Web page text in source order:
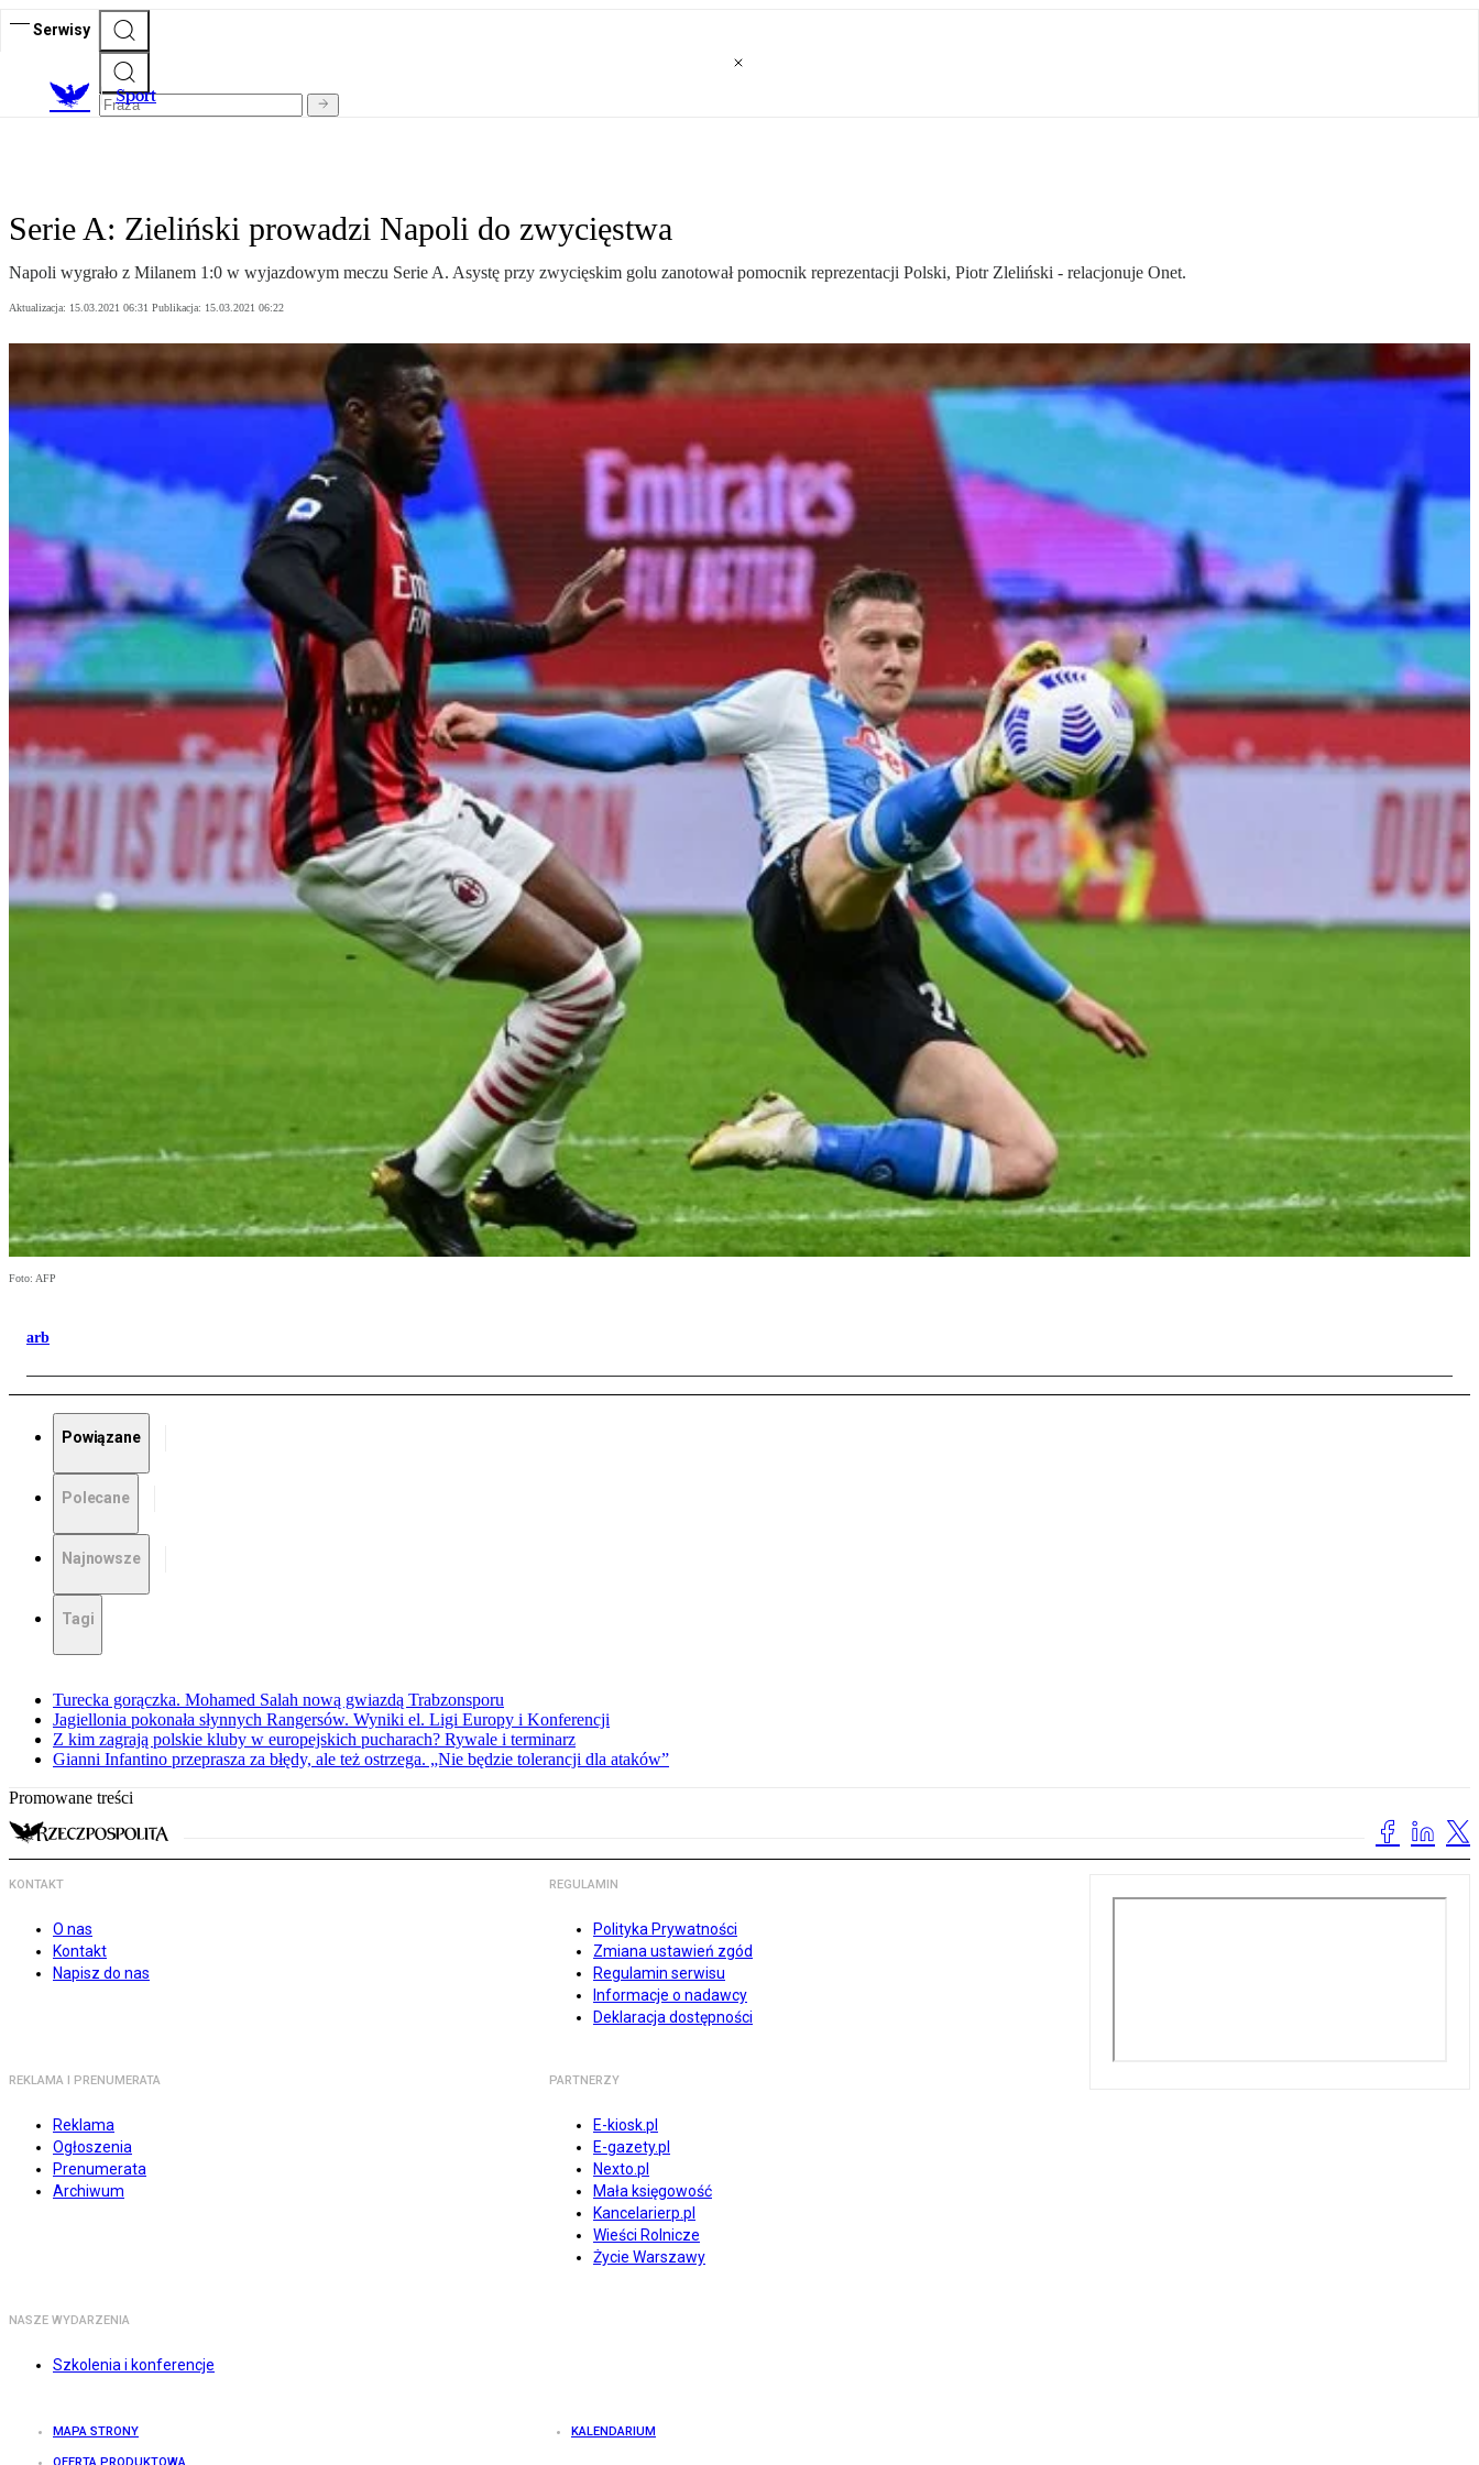
Serwisy
Sport
Serie A: Zieliński prowadzi Napoli do zwycięstwa
Napoli wygrało z Milanem 1:0 w wyjazdowym meczu Serie A. Asystę przy zwycięskim golu zanotował pomocnik reprezentacji Polski, Piotr Zleliński - relacjonuje Onet.
Aktualizacja: 15.03.2021 06:31 Publikacja: 15.03.2021 06:22
Foto: AFP
arb
Powiązane
Polecane
Najnowsze
Tagi
Turecka gorączka. Mohamed Salah nową gwiazdą Trabzonsporu
Jagiellonia pokonała słynnych Rangersów. Wyniki el. Ligi Europy i Konferencji
Z kim zagrają polskie kluby w europejskich pucharach? Rywale i terminarz
Gianni Infantino przeprasza za błędy, ale też ostrzega. „Nie będzie tolerancji dla ataków”
Promowane treści
KONTAKT
O nas
Kontakt
Napisz do nas
REGULAMIN
Polityka Prywatności
Zmiana ustawień zgód
Regulamin serwisu
Informacje o nadawcy
Deklaracja dostępności
REKLAMA I PRENUMERATA
Reklama
Ogłoszenia
Prenumerata
Archiwum
PARTNERZY
E-kiosk.pl
E-gazety.pl
Nexto.pl
Mała księgowość
Kancelarierp.pl
Wieści Rolnicze
Życie Warszawy
NASZE WYDARZENIA
Szkolenia i konferencje
MAPA STRONY KALENDARIUM